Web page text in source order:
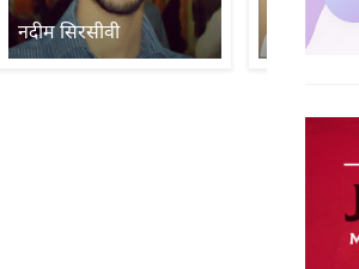
नदीम सिरसीवी अज़ीज़ तमन्नाई